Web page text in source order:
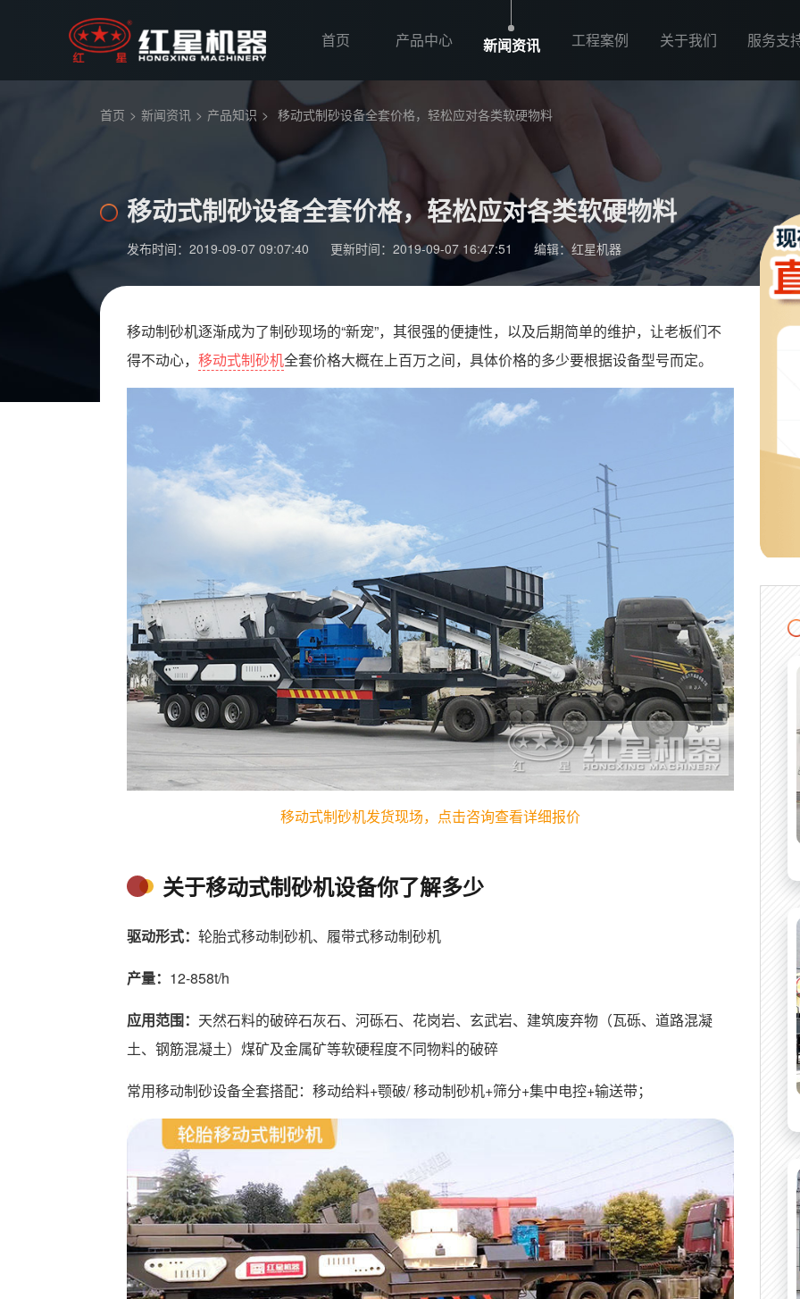
首页 产品中心 新闻资讯 工程案例 关于我们 服务支
首页 > 新闻资讯 > 产品知识 > 移动式制砂设备全套价格，轻松应对各类软硬物料
移动式制砂设备全套价格，轻松应对各类软硬物料
发布时间：2019-09-07 09:07:40 更新时间：2019-09-07 16:47:51 编辑：红星机器
移动制砂机逐渐成为了制砂现场的“新宠”，其很强的便捷性，以及后期简单的维护，让老板们不
得不动心， 移动式制砂机全套价格大概在上百万之间，具体价格的多少要根据设备型号而定。
移动式制砂机发货现场，点击咨询查看详细报价
关于移动式制砂机设备你了解多少
驱动形式： 轮胎式移动制砂机、履带式移动制砂机
产量： 12-858t/h
应用范围： 天然石料的破碎石灰石、河砾石、花岗岩、玄武岩、建筑废弃物（瓦砾、道路混凝
土、钢筋混凝土）煤矿及金属矿等软硬程度不同物料的破碎
常用移动制砂设备全套搭配：移动给料+颚破/ 移动制砂机+筛分+集中电控+输送带；